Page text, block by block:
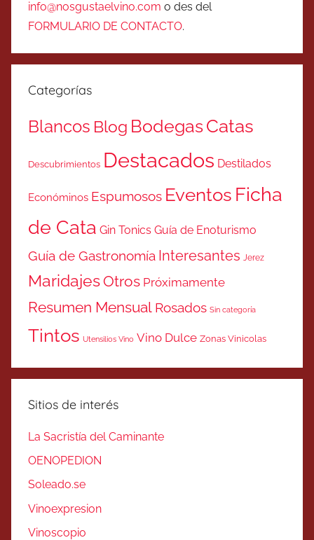
info@nosgustaelvino.com o des del
FORMULARIO DE CONTACTO.
Categorías
Blancos Blog BodegasCatas
Descubrimientos Destacados Destilados
Económinos Espumosos Eventos Ficha
de Cata Gin Tonics Guía de Enoturismo
Guía de Gastronomía Interesantes Jerez
MaridajesOtros Próximamente
Resumen Mensual Rosados Sin categoría
Tintos Utensilios Vino Vino Dulce Zonas Vinicolas
Sitios de interés
La Sacristía del Caminante
OENOPEDION
Soleado.se
Vinoexpresion
Vinoscopio